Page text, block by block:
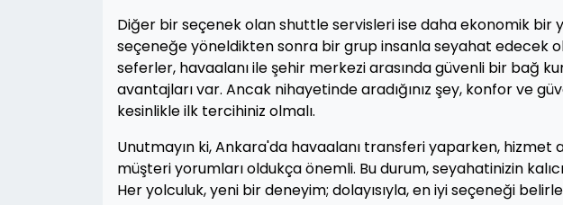
Diğer bir seçenek olan shuttle servisleri ise daha ekonomik bir
seçeneğe yöneldikten sonra bir grup insanla seyahat edecek
seferler, havaalanı ile şehir merkezi arasında güvenli bir bağ
avantajları var. Ancak nihayetinde aradığınız şey, konfor ve
kesinlikle ilk tercihiniz olmalı.
Unutmayın ki, Ankara'da havaalanı transferi yaparken, hizmet
müşteri yorumları oldukça önemli. Bu durum, seyahatinizin
Her yolculuk, yeni bir deneyim; dolayısıyla, en iyi seçeneği